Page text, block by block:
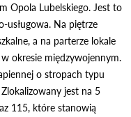
Opola Lubelskiego. Jest to
usługowa. Na piętrze
a na parterze lokale
okresie międzywojennym.
o stropach typu
jest na 5
115, które stanowią